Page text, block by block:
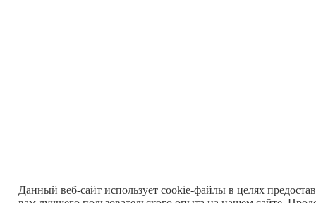
Данный веб-сайт использует cookie-файлы в целях